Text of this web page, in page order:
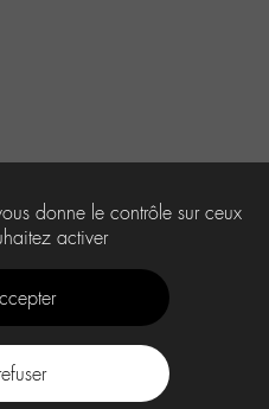
donne le contrôle sur ceux
activer